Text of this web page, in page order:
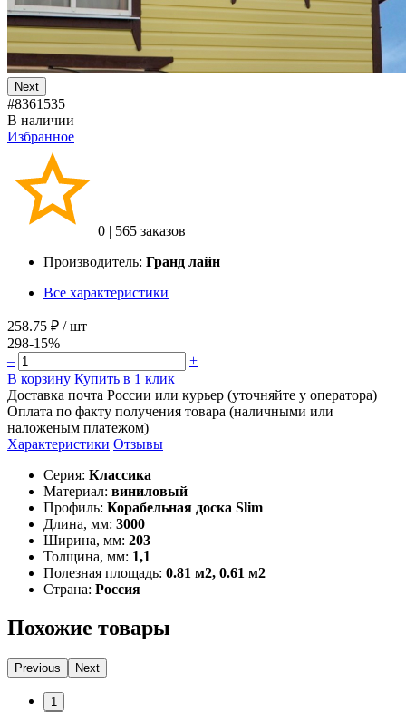
Next
#8361535
В наличии
Избранное
0 | 565 заказов
Производитель: Гранд лайн
Все характеристики
258.75 ₽ / шт
298-15%
–
+
В корзину Купить в 1 клик
Доставка почта России или курьер (уточняйте у оператора)
Оплата по факту получения товара (наличными или
наложеным платежом)
Характеристики Отзывы
Серия: Классика
Материал: виниловый
Профиль: Корабельная доска Slim
Длина, мм: 3000
Ширина, мм: 203
Толщина, мм: 1,1
Полезная площадь: 0.81 м2, 0.61 м2
Страна: Россия
Похожие товары
Previous Next
1